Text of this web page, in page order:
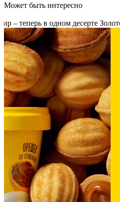
Может быть интересно
– теперь в одном десерте